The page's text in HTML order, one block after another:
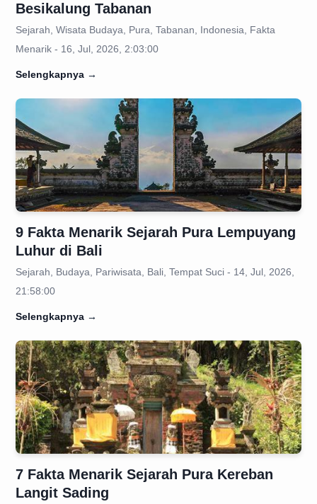
Besikalung Tabanan
Sejarah, Wisata Budaya, Pura, Tabanan, Indonesia, Fakta
Menarik - 16, Jul, 2026, 2:03:00
Selengkapnya →
9 Fakta Menarik Sejarah Pura Lempuyang
Luhur di Bali
Sejarah, Budaya, Pariwisata, Bali, Tempat Suci - 14, Jul, 2026,
21:58:00
Selengkapnya →
7 Fakta Menarik Sejarah Pura Kereban
Langit Sading